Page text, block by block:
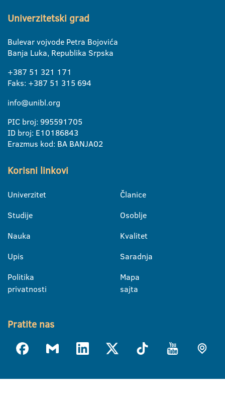
Univerzitetski grad
Bulevar vojvode Petra Bojovića
Banja Luka, Republika Srpska
+387 51 321 171
Faks: +387 51 315 694
info@unibl.org
PIC broj: 995591705
ID broj: E10186843
Erazmus kod: BA BANJA02
Korisni linkovi
Univerzitet
Studije
Nauka
Upis
Politika
privatnosti
Članice
Osoblje
Kvalitet
Saradnja
Mapa
sajta
Pratite nas